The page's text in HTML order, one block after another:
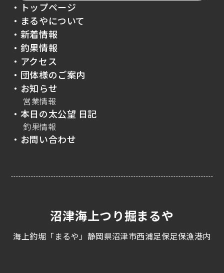
・トップページ
・まるやについて
・新着情報
・釣果情報
・アクセス
・団体様のご案内
・お知らせ
営業情報
・本日の太公望 日記
釣果情報
・お問い合わせ
沼津海上つり掘まるや
海上釣堀「まるや」静岡県沼津市西浦足保足保漁港内